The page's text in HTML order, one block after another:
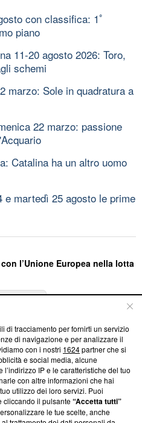
con classifica: 1ﾟ
piano
11-20 agosto 2026: Toro,
schemi
marzo: Sole in quadratura a
22 marzo: passione
Catalina ha un altro uomo
e martedì 25 agosto le prime
l’Unione Europea nella lotta
trasparenti su Blasting
e su come ci impegniamo a
la nostra aderenza a
Blasting News non è
ma ha richiesto di farne
effettuato una verifica di
di tracciamento per fornirti un servizio
di navigazione e per analizzare il
con i nostri 1624partner che si
e social media, alcune
IP e le caratteristiche del tuo
con altre informazioni che hai
utilizzo dei loro servizi. Puoi
cliccando il pulsante“Accetta tutti”
le tue scelte, anche